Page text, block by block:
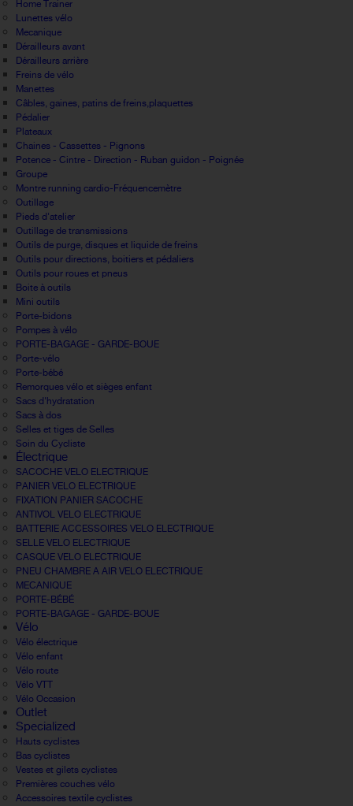
Home Trainer
Lunettes vélo
Mecanique
Dérailleurs avant
Dérailleurs arrière
Freins de vélo
Manettes
Câbles, gaines, patins de freins,plaquettes
Pédalier
Plateaux
Chaines - Cassettes - Pignons
Potence - Cintre - Direction - Ruban guidon - Poignée
Groupe
Montre running cardio-Fréquencemètre
Outillage
Pieds d'atelier
Outillage de transmissions
Outils de purge, disques et liquide de freins
Outils pour directions, boitiers et pédaliers
Outils pour roues et pneus
Boite à outils
Mini outils
Porte-bidons
Pompes à vélo
PORTE-BAGAGE - GARDE-BOUE
Porte-vélo
Porte-bébé
Remorques vélo et sièges enfant
Sacs d'hydratation
Sacs à dos
Selles et tiges de Selles
Soin du Cycliste
Électrique
SACOCHE VELO ELECTRIQUE
PANIER VELO ELECTRIQUE
FIXATION PANIER SACOCHE
ANTIVOL VELO ELECTRIQUE
BATTERIE ACCESSOIRES VELO ELECTRIQUE
SELLE VELO ELECTRIQUE
CASQUE VELO ELECTRIQUE
PNEU CHAMBRE A AIR VELO ELECTRIQUE
MECANIQUE
PORTE-BÉBÉ
PORTE-BAGAGE - GARDE-BOUE
Vélo
Vélo électrique
Vélo enfant
Vélo route
Vélo VTT
Vélo Occasion
Outlet
Specialized
Hauts cyclistes
Bas cyclistes
Vestes et gilets cyclistes
Premières couches vélo
Accessoires textile cyclistes